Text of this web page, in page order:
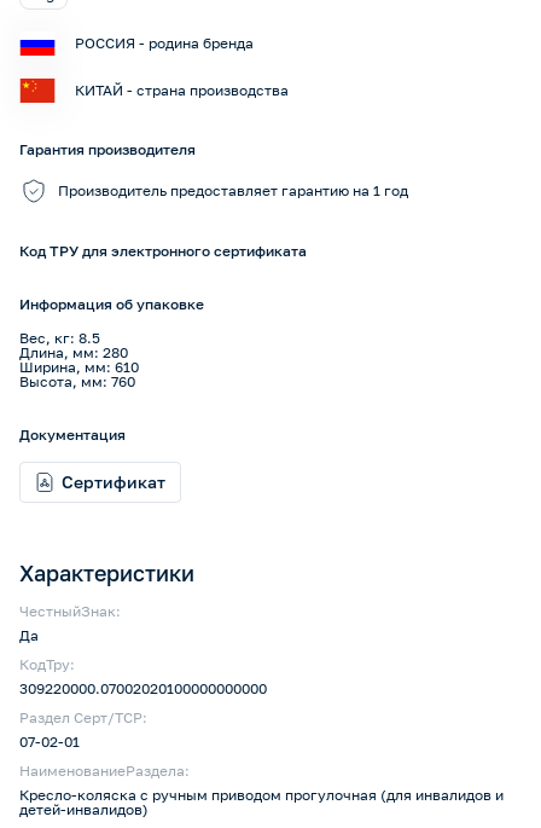
Характеристики
ЧестныйЗнак:
Да
КодТру:
309220000.07002020100000000000
Раздел Серт/ТСР:
07-02-01
НаименованиеРаздела:
Кресло-коляска с ручным приводом прогулочная (для инвалидов и
детей-инвалидов)
РОССИЯ - родина бренда
КИТАЙ - страна производства
Гарантия производителя
Производитель предоставляет гарантию на 1 год
Код ТРУ для электронного сертификата
Информация об упаковке
Вес, кг: 8.5
Длина, мм: 280
Ширина, мм: 610
Высота, мм: 760
Документация
Сертификат